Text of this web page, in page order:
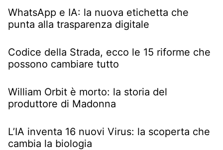
WhatsApp e IA: la nuova etichetta che
punta alla trasparenza digitale
Codice della Strada, ecco le 15 riforme che
possono cambiare tutto
William Orbit è morto: la storia del
produttore di Madonna
L’IA inventa 16 nuovi Virus: la scoperta che
cambia la biologia